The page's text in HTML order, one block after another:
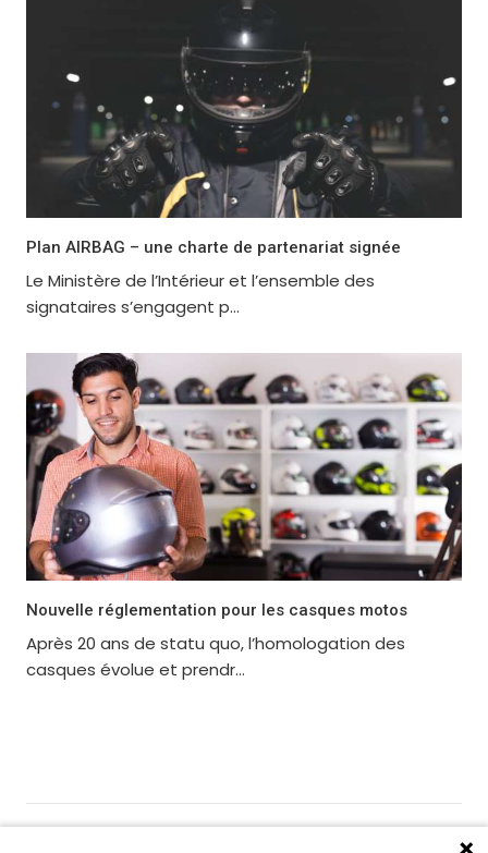
Plan AIRBAG – une charte de partenariat signée
Le Ministère de l’Intérieur et l’ensemble des
signataires s’engagent p...
Nouvelle réglementation pour les casques motos
Après 20 ans de statu quo, l’homologation des
casques évolue et prendr...